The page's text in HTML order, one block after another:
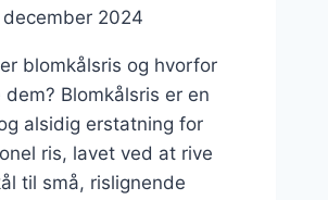
december 2024
blomkålsris og hvorfor
Blomkålsris er en
alsidig erstatning for
ris, lavet ved at rive
til små, rislignende